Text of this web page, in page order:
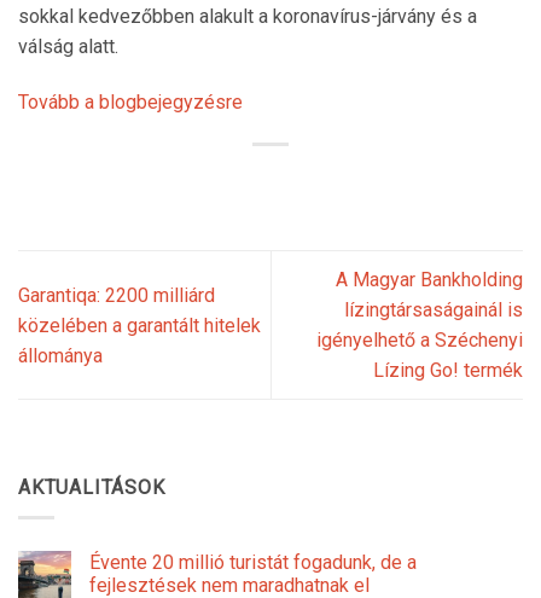
sokkal kedvezőbben alakult a koronavírus-járvány és a
válság alatt.
Tovább a blogbejegyzésre
Garantiqa: 2200 milliárd
közelében a garantált hitelek
állománya
A Magyar Bankholding
lízingtársaságainál is
igényelhető a Széchenyi
Lízing Go! termék
AKTUALITÁSOK
Évente 20 millió turistát fogadunk, de a
fejlesztések nem maradhatnak el